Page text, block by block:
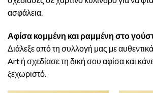
ασφάλεια.
Αφίσα κομμένη και ραμμένη στο
Διάλεξε από τη συλλογή μας με
Art ή σχεδίασε τη δική σου αφίσα και
ξεχωριστό.